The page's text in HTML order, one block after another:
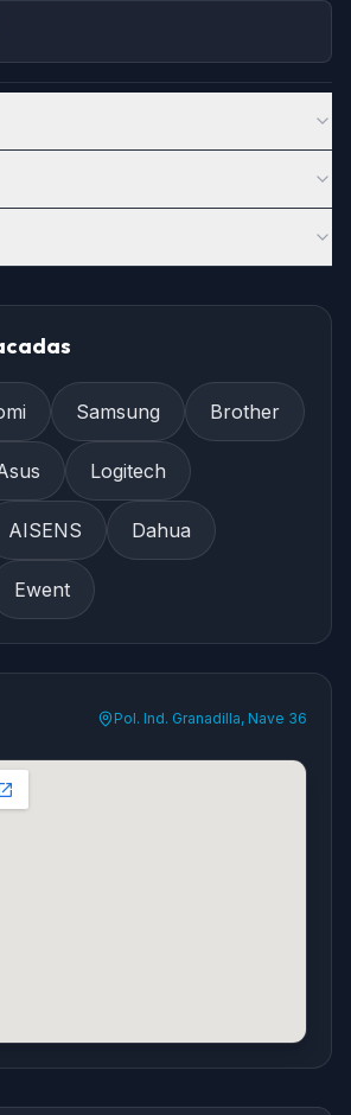
Samsung Brother
Logitech
AISENS Dahua
Ewent
Pol. Ind. Granadilla, Nave 36